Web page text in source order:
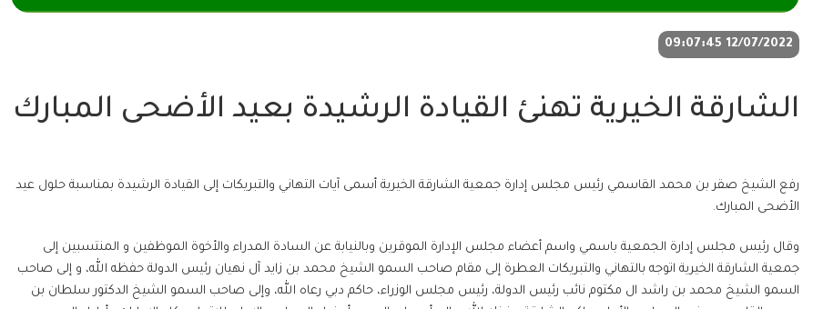
12/07/2022 09:07:45
الشارقة الخيرية تهنئ القيادة الرشيدة بعيد الأضحى المبارك
رفع الشيخ صقر بن محمد القاسمي رئيس مجلس إدارة جمعية الشارقة الخيرية أسمى آيات التهاني والتبريكات إلى القيادة الرشيدة بمناسبة حلول عيد
الأضحى ‏المبارك. ‏
وقال رئيس مجلس إدارة الجمعية باسمي واسم أعضاء مجلس الإدارة الموقرين وبالنيابة عن السادة المدراء والأخوة الموظفين و المنتسبين إلى
جمعية الشارقة الخيرية اتوجه بالتهاني والتبريكات العطرة إلى مقام صاحب السمو ‏الشيخ محمد بن زايد آل نهيان رئيس الدولة حفظه الله، و إلى صاحب
السمو الشيخ محمد بن راشد ال مكتوم نائب رئيس الدولة، رئيس مجلس الوزراء، حاكم دبي رعاه الله، وإلى صاحب السمو الشيخ الدكتور سلطان بن